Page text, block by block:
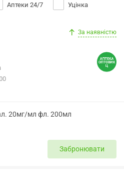
Аптеки 24/7 Уцінка
За наявністю
20мг/мл фл. 200мл
Забронювати